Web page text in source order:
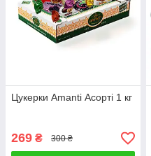
Цукерки Amanti Асорті 1 кг
269 ₴ 300 ₴